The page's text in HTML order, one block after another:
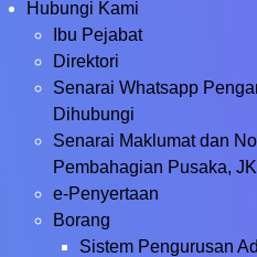
Hubungi Kami
Ibu Pejabat
Direktori
Senarai Whatsapp
Dihubungi
Senarai Maklumat dan
Pembahagian Pusaka,
e-Penyertaan
Borang
Sistem Pengurusan